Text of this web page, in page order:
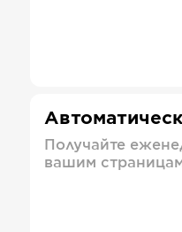
Получайте
вашим